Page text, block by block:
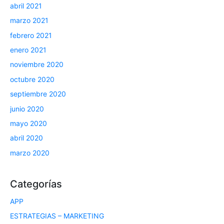
abril 2021
marzo 2021
febrero 2021
enero 2021
noviembre 2020
octubre 2020
septiembre 2020
junio 2020
mayo 2020
abril 2020
marzo 2020
Categorías
APP
ESTRATEGIAS – MARKETING